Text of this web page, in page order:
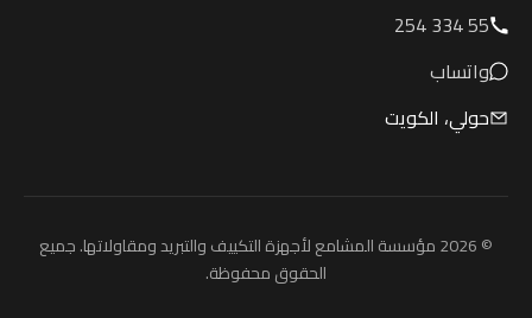
55 334 254
واتساب
حولي، الكويت
© 2026 مؤسسة المشامع لأجهزة التكييف والتبريد ومقاولاتها. جميع
الحقوق محفوظة.